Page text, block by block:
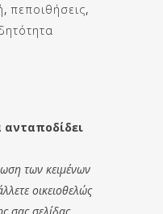
, πεποιθήσεις,
των κειμένων
οικειοθελώς
σας σελίδας,